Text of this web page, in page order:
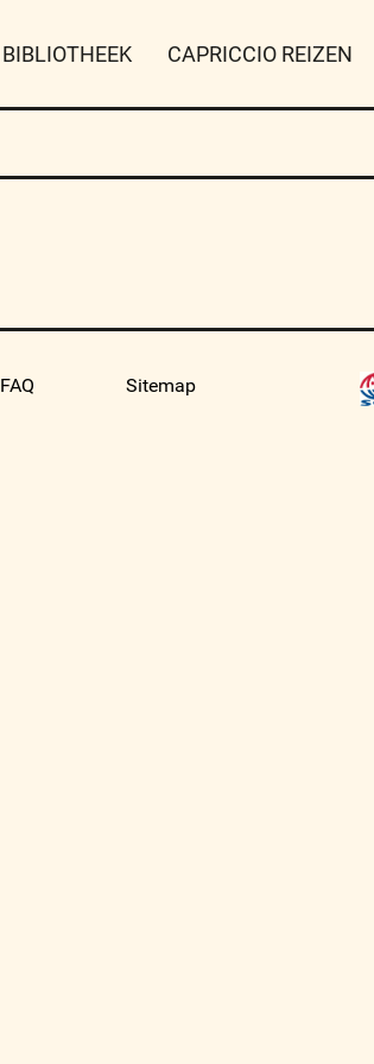
BIBLIOTHEEK CAPRICCIO REIZEN
FAQ Sitemap